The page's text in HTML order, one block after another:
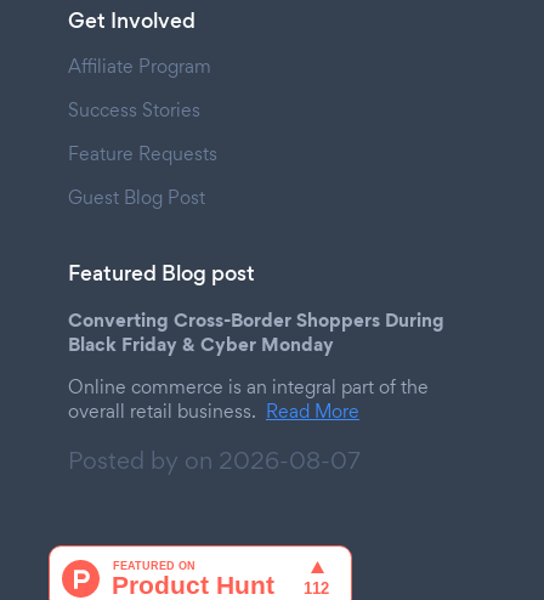
Get Involved
Affiliate Program
Success Stories
Feature Requests
Guest Blog Post
Featured Blog post
Converting Cross-Border Shoppers During
Black Friday & Cyber Monday
Online commerce is an integral part of the
overall retail business. Read More
Posted by on 2026-08-07